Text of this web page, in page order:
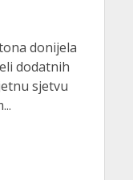
donijela
dodatnih
sjetvu